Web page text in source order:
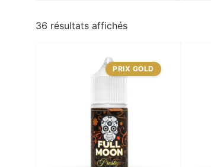
36 résultats affichés
PRIX GOLD